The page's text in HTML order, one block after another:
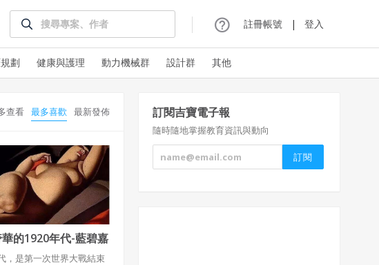
註冊帳號 | 登入
劃 健康與護理 動力機械群 設計群 其他
查看 最多喜歡 最新發佈
的1920年代-藍碧嘉
繪畫
，是第一次世界大戰結束
訂閱吉寶電子報
隨時隨地掌握教育資訊與動向
本系統